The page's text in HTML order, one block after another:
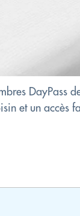
DayPass
et un accès